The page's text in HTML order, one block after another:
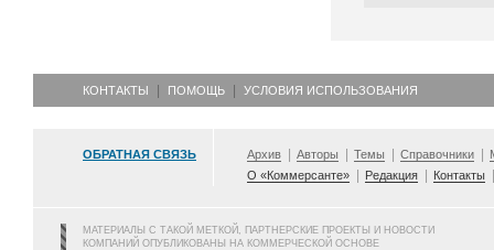
КОНТАКТЫ ПОМОЩЬ УСЛОВИЯ ИСПОЛЬЗОВАНИЯ
ОБРАТНАЯ СВЯЗЬ Архив Авторы Темы Справочники
О «Коммерсанте»
Редакция Контакты
МАТЕРИАЛЫ С ТАКОЙ МЕТКОЙ, ПАРТНЕРСКИЕ ПРОЕКТЫ И НОВОСТИ
КОМПАНИЙ ОПУБЛИКОВАНЫ НА КОММЕРЧЕСКОЙ ОСНОВЕ